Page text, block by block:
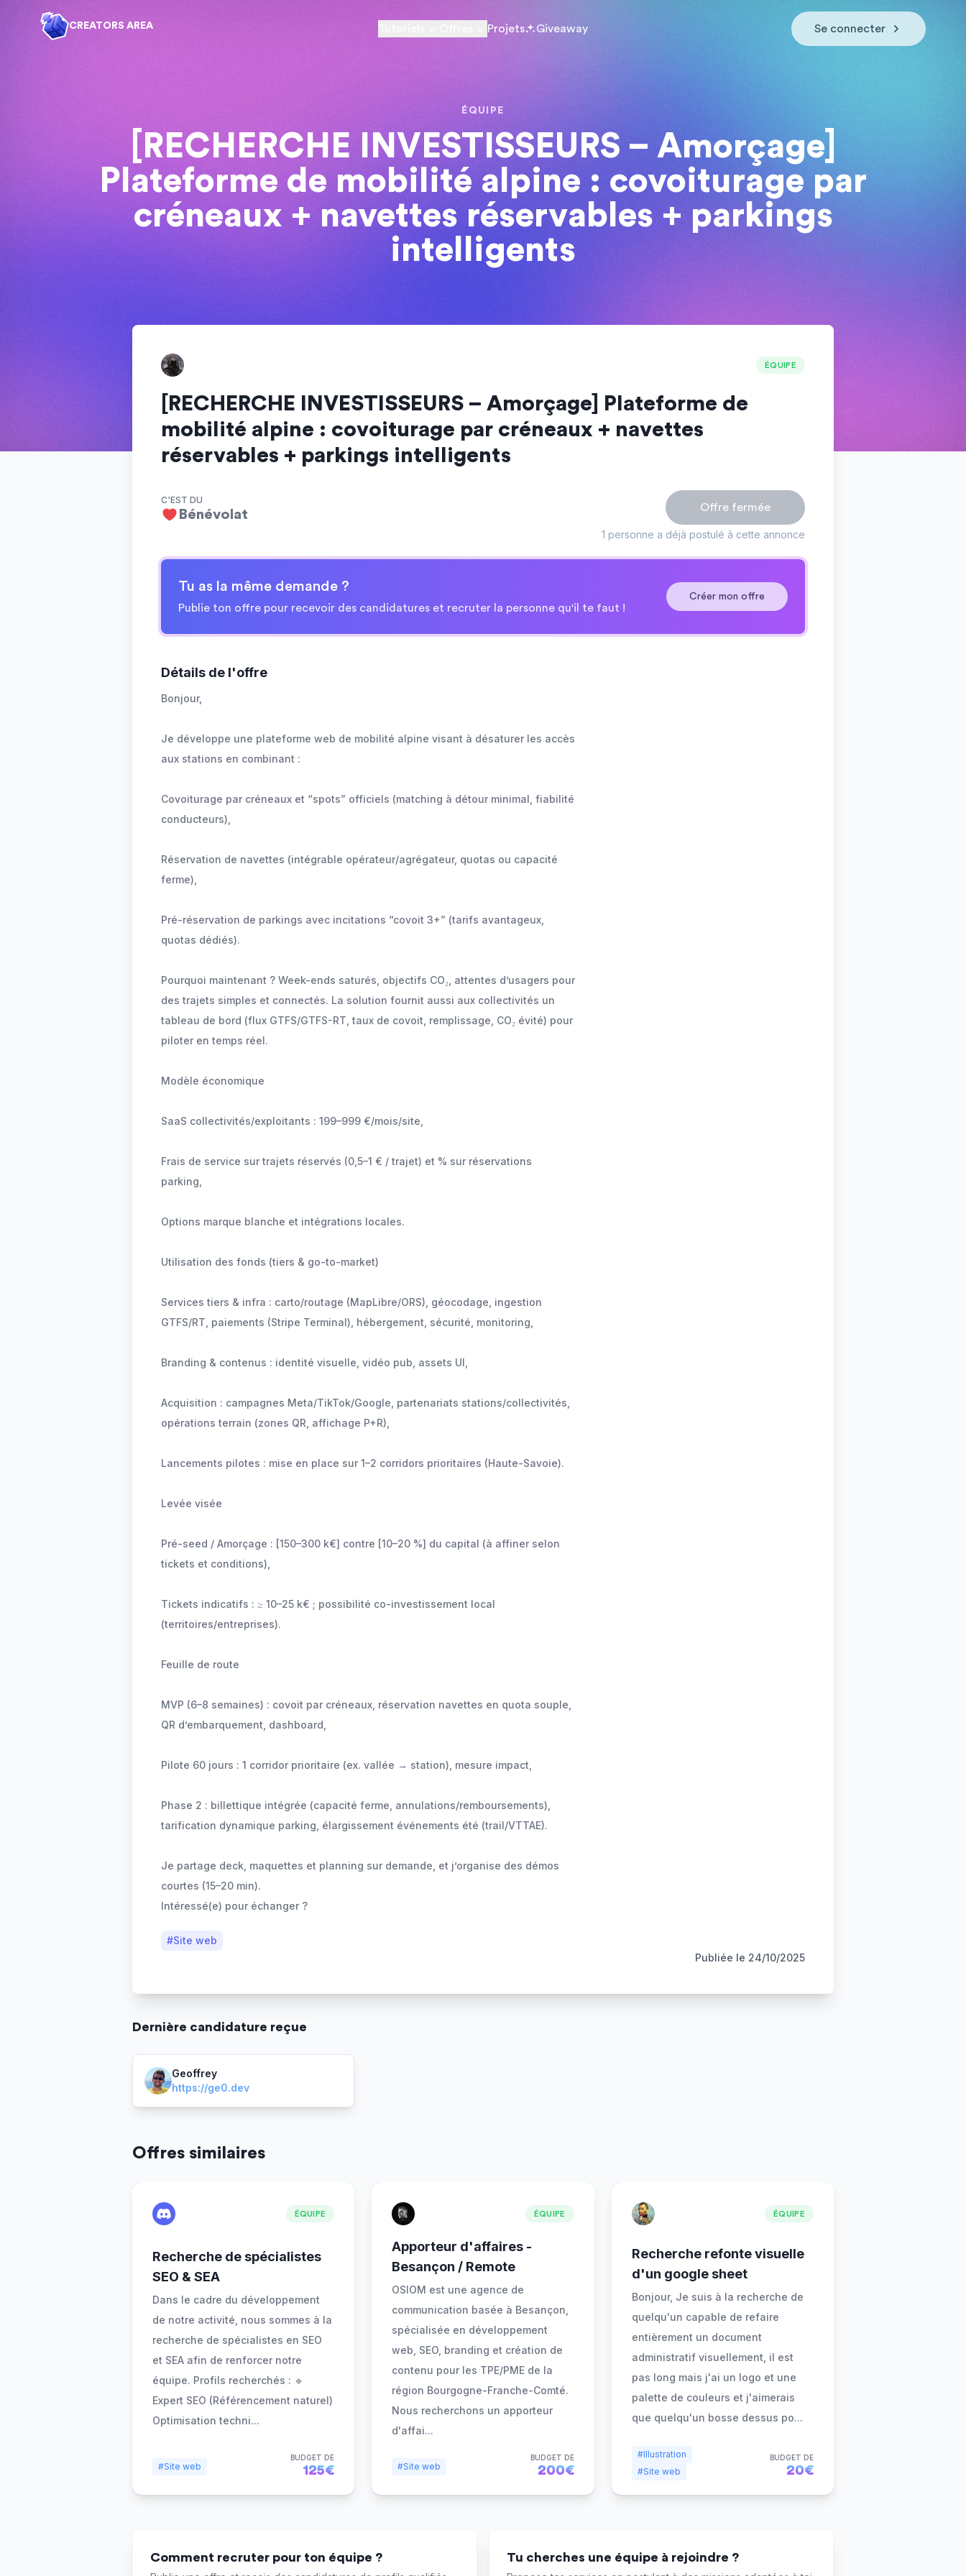
CREATORS AREA Projets Giveaway Se connecter
ÉQUIPE
[RECHERCHE INVESTISSEURS – Amorçage]
Plateforme de mobilité alpine : covoiturage par
créneaux + navettes réservables + parkings
intelligents
ÉQUIPE
[RECHERCHE INVESTISSEURS – Amorçage] Plateforme de
mobilité alpine : covoiturage par créneaux + navettes
réservables + parkings intelligents
C'EST DU
Bénévolat Offre fermée
1 personne a déjà postulé à cette annonce
Tu as la même demande ?
Publie ton offre pour recevoir des candidatures et recruter la personne qu'il te faut !
Créer mon offre
Détails de l'offre
Bonjour,
Je développe une plateforme web de mobilité alpine visant à désaturer les accès
aux stations en combinant :
Covoiturage par créneaux et “spots” officiels (matching à détour minimal, fiabilité
conducteurs),
Réservation de navettes (intégrable opérateur/agrégateur, quotas ou capacité
ferme),
Pré-réservation de parkings avec incitations “covoit 3+” (tarifs avantageux,
quotas dédiés).
Pourquoi maintenant ? Week-ends saturés, objectifs CO₂, attentes d’usagers pour
des trajets simples et connectés. La solution fournit aussi aux collectivités un
tableau de bord (flux GTFS/GTFS-RT, taux de covoit, remplissage, CO₂ évité) pour
piloter en temps réel.
Modèle économique
SaaS collectivités/exploitants : 199–999 €/mois/site,
Frais de service sur trajets réservés (0,5–1 € / trajet) et % sur réservations
parking,
Options marque blanche et intégrations locales.
Utilisation des fonds (tiers & go-to-market)
Services tiers & infra : carto/routage (MapLibre/ORS), géocodage, ingestion
GTFS/RT, paiements (Stripe Terminal), hébergement, sécurité, monitoring,
Branding & contenus : identité visuelle, vidéo pub, assets UI,
Acquisition : campagnes Meta/TikTok/Google, partenariats stations/collectivités,
opérations terrain (zones QR, affichage P+R),
Lancements pilotes : mise en place sur 1–2 corridors prioritaires (Haute-Savoie).
Levée visée
Pré-seed / Amorçage : [150–300 k€] contre [10–20 %] du capital (à affiner selon
tickets et conditions),
Tickets indicatifs : ≥ 10–25 k€ ; possibilité co-investissement local
(territoires/entreprises).
Feuille de route
MVP (6–8 semaines) : covoit par créneaux, réservation navettes en quota souple,
QR d’embarquement, dashboard,
Pilote 60 jours : 1 corridor prioritaire (ex. vallée → station), mesure impact,
Phase 2 : billettique intégrée (capacité ferme, annulations/remboursements),
tarification dynamique parking, élargissement événements été (trail/VTTAE).
Je partage deck, maquettes et planning sur demande, et j’organise des démos
courtes (15–20 min).
Intéressé(e) pour échanger ?
#Site web
Publiée le 24/10/2025
Dernière candidature reçue
Geoffrey
https://ge0.dev
Offres similaires
ÉQUIPE
Recherche de spécialistes
SEO & SEA
Dans le cadre du développement
de notre activité, nous sommes à la
recherche de spécialistes en SEO
et SEA afin de renforcer notre
équipe. Profils recherchés : 🔹
Expert SEO (Référencement naturel)
Optimisation techni...
#Site web
BUDGET DE
125€
ÉQUIPE
Apporteur d'affaires -
Besançon / Remote
OSIOM est une agence de
communication basée à Besançon,
spécialisée en développement
web, SEO, branding et création de
contenu pour les TPE/PME de la
région Bourgogne-Franche-Comté.
Nous recherchons un apporteur
d'affai...
#Site web
BUDGET DE
200€
ÉQUIPE
Recherche refonte visuelle
d'un google sheet
Bonjour, Je suis à la recherche de
quelqu'un capable de refaire
entièrement un document
administratif visuellement, il est
pas long mais j'ai un logo et une
palette de couleurs et j'aimerais
que quelqu'un bosse dessus po...
#Illustration
#Site web
BUDGET DE
20€
Comment recruter pour ton équipe ? Tu cherches une équipe à rejoindre ?